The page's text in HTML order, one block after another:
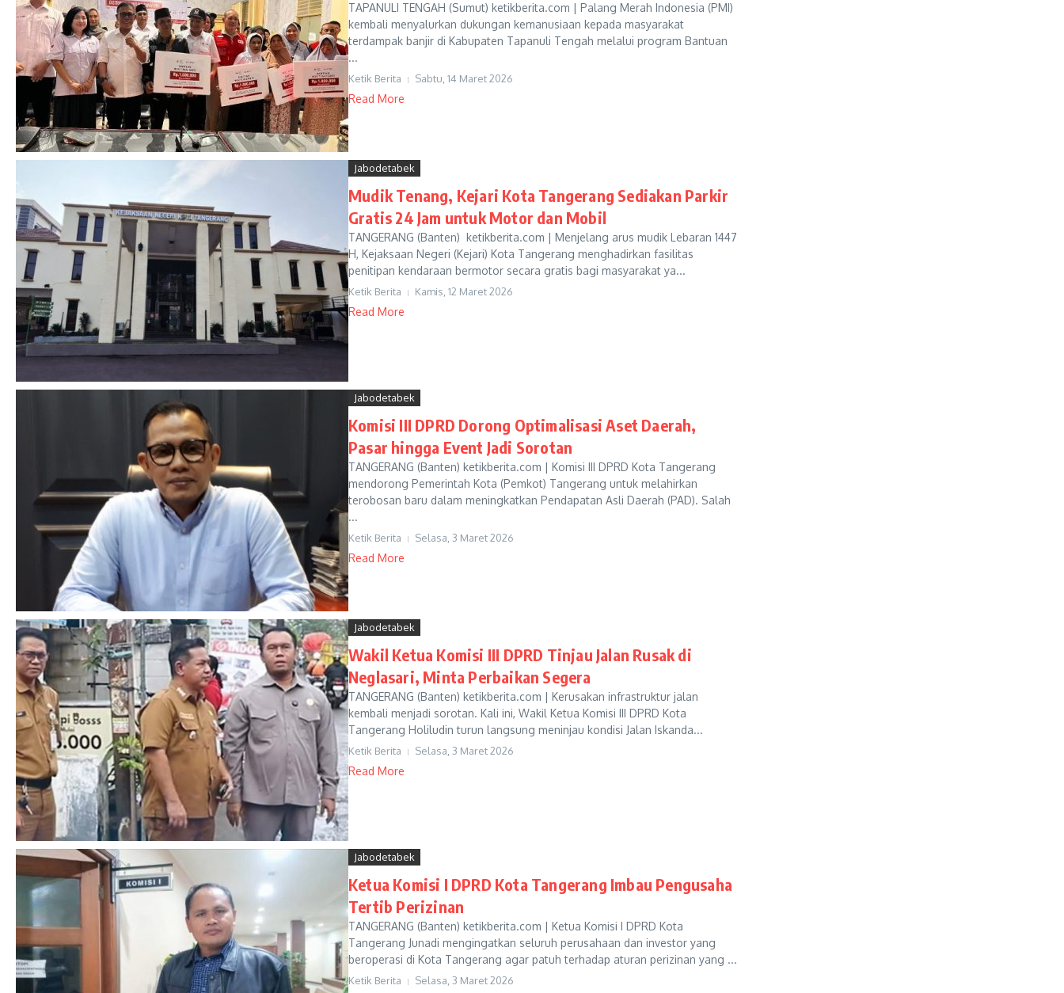
TAPANULI TENGAH (Sumut) ketikberita.com | Palang Merah Indonesia (PMI)
kembali menyalurkan dukungan kemanusiaan kepada masyarakat
terdampak banjir di Kabupaten Tapanuli Tengah melalui program Bantuan
...
Ketik Berita Sabtu, 14 Maret 2026
Read More
Jabodetabek
Mudik Tenang, Kejari Kota Tangerang Sediakan Parkir
Gratis 24 Jam untuk Motor dan Mobil
TANGERANG (Banten) ketikberita.com | Menjelang arus mudik Lebaran 1447
H, Kejaksaan Negeri (Kejari) Kota Tangerang menghadirkan fasilitas
penitipan kendaraan bermotor secara gratis bagi masyarakat ya...
Ketik Berita Kamis, 12 Maret 2026
Read More
Jabodetabek
Komisi III DPRD Dorong Optimalisasi Aset Daerah,
Pasar hingga Event Jadi Sorotan
TANGERANG (Banten) ketikberita.com | Komisi III DPRD Kota Tangerang
mendorong Pemerintah Kota (Pemkot) Tangerang untuk melahirkan
terobosan baru dalam meningkatkan Pendapatan Asli Daerah (PAD). Salah
...
Ketik Berita Selasa, 3 Maret 2026
Read More
Jabodetabek
Wakil Ketua Komisi III DPRD Tinjau Jalan Rusak di
Neglasari, Minta Perbaikan Segera
TANGERANG (Banten) ketikberita.com | Kerusakan infrastruktur jalan
kembali menjadi sorotan. Kali ini, Wakil Ketua Komisi III DPRD Kota
Tangerang Holiludin turun langsung meninjau kondisi Jalan Iskanda...
Ketik Berita Selasa, 3 Maret 2026
Read More
Jabodetabek
Ketua Komisi I DPRD Kota Tangerang Imbau Pengusaha
Tertib Perizinan
TANGERANG (Banten) ketikberita.com | Ketua Komisi I DPRD Kota
Tangerang Junadi mengingatkan seluruh perusahaan dan investor yang
beroperasi di Kota Tangerang agar patuh terhadap aturan perizinan yang ...
Ketik Berita Selasa, 3 Maret 2026